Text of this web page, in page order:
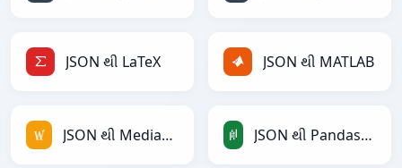
JSON થી LaTeX JSON થી MATLAB
JSON થી MediaWiki JSON થી PandasDataFrame